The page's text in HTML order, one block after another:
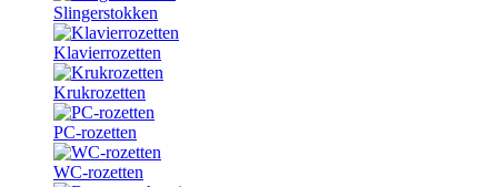
Slingerstokken
Klavierrozetten
Krukrozetten
PC-rozetten
WC-rozetten